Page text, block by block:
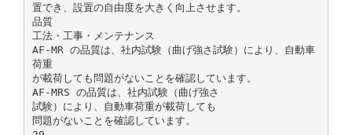
置でき、設置の自由度を大きく向上させます。
品質
工法・工事・メンテナンス
AF-MR の品質は、社内試験（曲げ強さ試験）により、自動車
荷重
が載荷しても問題がないことを確認しています。
AF-MRS の品質は、社内試験（曲げ強さ
試験）により、自動車荷重が載荷しても
問題がないことを確認しています。